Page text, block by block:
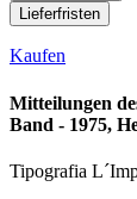
Lieferfristen
Kaufen
Mitteilungen
Band - 1975,
Tipografia